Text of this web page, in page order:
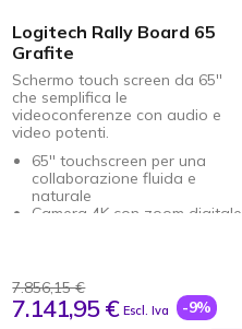
Logitech Rally Board 65
Grafite
Schermo touch screen da 65''
che semplifica le
videoconferenze con audio e
video potenti.
65'' touchscreen per una
collaborazione fluida e
naturale
Camera 4K con zoom digitale
Microfoni a formazione di
fascio: Microfoni a formazione
di fascio di luce: ripresa chiara
7.856,15 €
7.141,95 € Escl. Iva -9%